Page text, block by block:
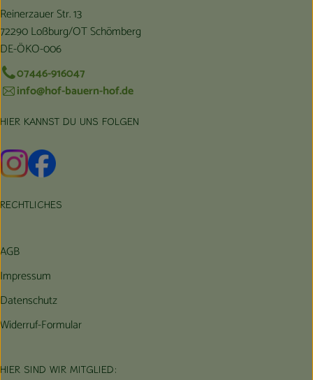
Reinerzauer Str. 13
72290 Loßburg/OT Schömberg
DE-ÖKO-006
07446-916047
info@hof-bauern-hof.de
HIER KANNST DU UNS FOLGEN
Externer Link zu https://www.instagram.com/hofbauernhof/
Externer Link zu https://www.facebook.com/
RECHTLICHES
AGB
Impressum
Datenschutz
Widerruf-Formular
HIER SIND WIR MITGLIED: